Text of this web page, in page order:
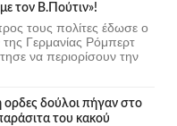
τον Β.Πούτιν»!
τους πολίτες έδωσε ο
Γερμανίας Ρόμπερτ
να περιορίσουν την
ορδες δούλοι πήγαν στο
του κακού